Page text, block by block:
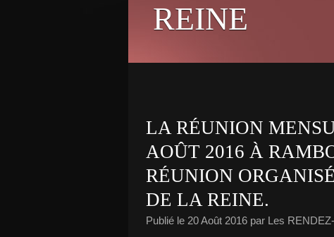
REINE
LA RÉUNION
AOÛT 2016 À
RÉUNION
DE LA REINE.
Publié le 20 Août 2016 par Les